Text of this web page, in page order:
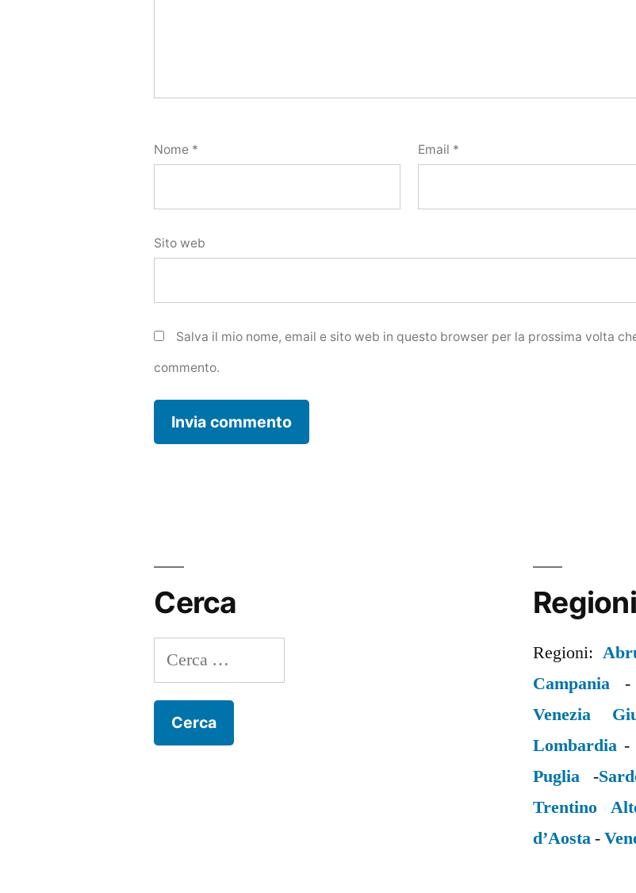
Nome * Email *
Sito web
Salva il mio nome, email e sito web in questo browser per la prossima volta
commento.
Cerca
Ricerca
per:
Regioni
Regioni:
Campania
Venezia
Lombardia -
Puglia -
Trentino
d’Aosta-